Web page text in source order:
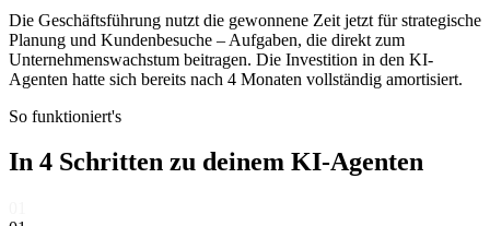
Die Geschäftsführung nutzt die gewonnene Zeit jetzt für strategische
Planung und Kundenbesuche – Aufgaben, die direkt zum
Unternehmenswachstum beitragen. Die Investition in den KI-
Agenten hatte sich bereits nach 4 Monaten vollständig amortisiert.
So funktioniert's
In 4 Schritten zu deinem KI-Agenten